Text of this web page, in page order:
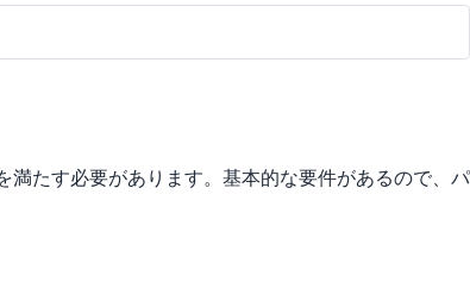
たす必要があります。基本的な要件があるので、パ